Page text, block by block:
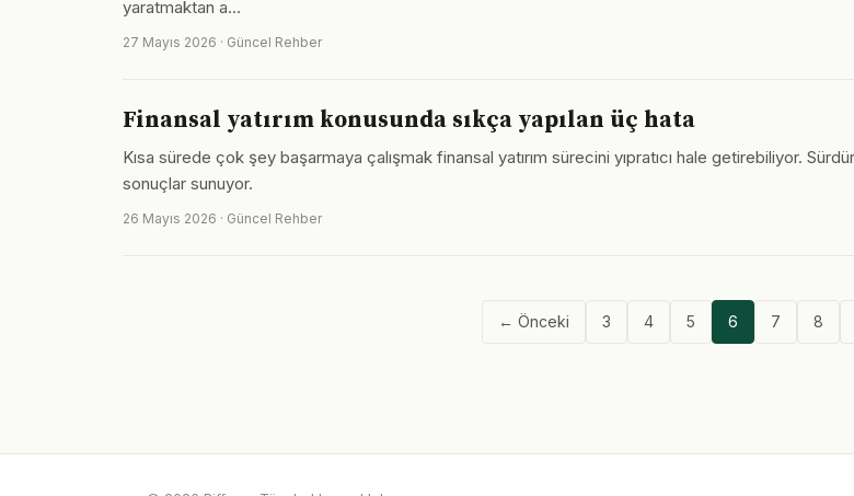
yaratmaktan a…
27 Mayıs 2026 · Güncel Rehber
Finansal yatırım konusunda sıkça yapılan üç hata
Kısa sürede çok şey başarmaya çalışmak finansal yatırım sürecini yıpratıcı hale getirebiliyor.
sonuçlar sunuyor.
26 Mayıs 2026 · Güncel Rehber
← Önceki 3 4 5 6 7 8